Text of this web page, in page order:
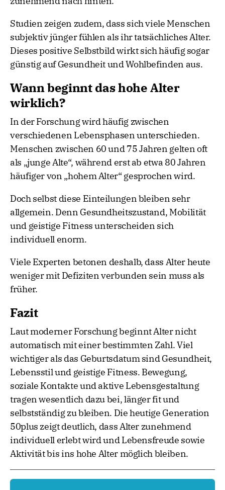
Studien zeigen zudem, dass sich viele Menschen
subjektiv jünger fühlen als ihr tatsächliches Alter.
Dieses positive Selbstbild wirkt sich häufig sogar
günstig auf Gesundheit und Wohlbefinden aus.
Wann beginnt das hohe Alter
wirklich?
In der Forschung wird häufig zwischen
verschiedenen Lebensphasen unterschieden.
Menschen zwischen 60 und 75 Jahren gelten oft
als „junge Alte“, während erst ab etwa 80 Jahren
häufiger von „hohem Alter“ gesprochen wird.
Doch selbst diese Einteilungen bleiben sehr
allgemein. Denn Gesundheitszustand, Mobilität
und geistige Fitness unterscheiden sich
individuell enorm.
Viele Experten betonen deshalb, dass Alter heute
weniger mit Defiziten verbunden sein muss als
früher.
Fazit
Laut moderner Forschung beginnt Alter nicht
automatisch mit einer bestimmten Zahl. Viel
wichtiger als das Geburtsdatum sind Gesundheit,
Lebensstil und geistige Fitness. Bewegung,
soziale Kontakte und aktive Lebensgestaltung
tragen wesentlich dazu bei, länger fit und
selbstständig zu bleiben. Die heutige Generation
50plus zeigt deutlich, dass Alter zunehmend
individuell erlebt wird und Lebensfreude sowie
Aktivität bis ins hohe Alter möglich bleiben.